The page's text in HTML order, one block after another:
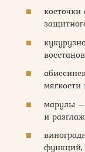
марулы –
и
функций,